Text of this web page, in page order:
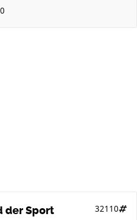
der Sport 32110